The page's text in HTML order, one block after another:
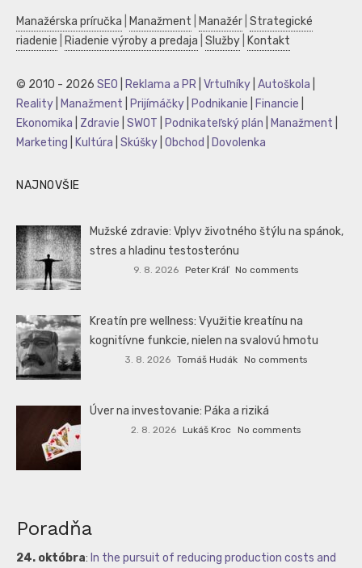
Manažérska príručka Manažment Manažér Strategické
riadenie
Riadenie výroby a predaja Služby Kontakt
© 2010 - 2026 SEO Reklama a PR Vrtuľníky Autoškola
Reality
Manažment Prijímáčky Podnikanie Financie
Ekonomika
Zdravie SWOT Podnikateľský plán Manažment
Marketing
Kultúra Skúšky Obchod Dovolenka
NAJNOVŠIE
Mužské zdravie: Vplyv životného štýlu na spánok,
stres a hladinu testosterónu
9. 8. 2026 Peter Kráľ No comments
Kreatín pre wellness: Využitie kreatínu na
kognitívne funkcie, nielen na svalovú hmotu
3. 8. 2026 Tomáš Hudák No comments
Úver na investovanie: Páka a riziká
2. 8. 2026 Lukáš Kroc No comments
Poradňa
24. októbra: In the pursuit of reducing production costs and